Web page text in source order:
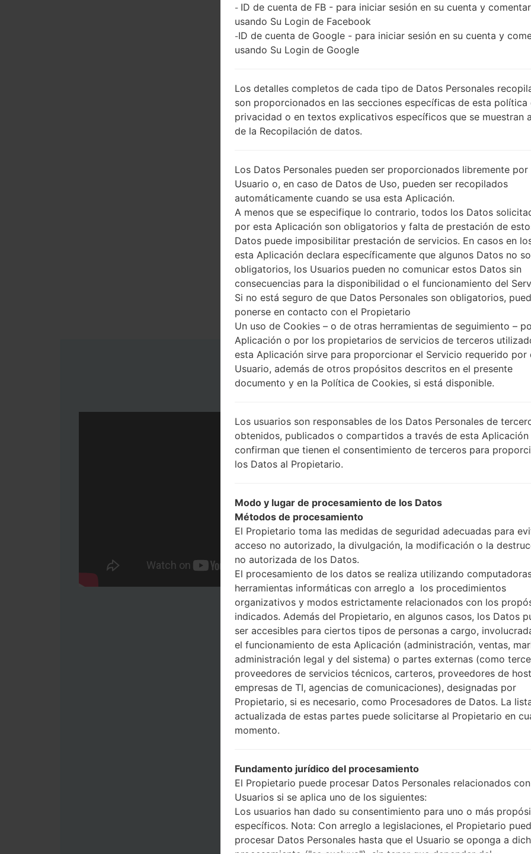
CSC VERSIÓN
REGIÓN
DESCRIPCIÓN Unknown
Instrucciones
Descargue a su PC:
A continuación,
Debe obtener 1 (si es
CSC _ ***: "País y
Agregue todos los
Si desea hacer clean
Ahora apague su
Cómo hacer todos los
Presione y
botón de Subir
Presione y
Bajar volumen y
Presione y
botón de Bajar
Conecte un cable
botón de Bixby y la
Presione y
Especifique solo
Automático.
Finalmente, presione
reiniciará y se
- ID de cuenta de FB - para iniciar sesión en su cuenta y comentar
usando Su Login de Facebook
-ID de cuenta de Google - para iniciar sesión en su cuenta y
usando Su Login de Google
Los detalles completos de cada tipo de Datos Personales
son proporcionados en las secciones específicas de esta política
privacidad o en textos explicativos específicos que se muestran
de la Recopilación de datos.
Los Datos Personales pueden ser proporcionados libremente por
Usuario o, en caso de Datos de Uso, pueden ser recopilados
automáticamente cuando se usa esta Aplicación.
A menos que se especifique lo contrario, todos los Datos
por esta Aplicación son obligatorios y falta de prestación de
Datos puede imposibilitar prestación de servicios. En casos en
esta Aplicación declara específicamente que algunos Datos no
obligatorios, los Usuarios pueden no comunicar estos Datos sin
consecuencias para la disponibilidad o el funcionamiento del
Si no está seguro de que Datos Personales son obligatorios,
ponerse en contacto con el Propietario
Un uso de Cookies – o de otras herramientas de seguimiento –
Aplicación o por los propietarios de servicios de terceros
esta Aplicación sirve para proporcionar el Servicio requerido por
Usuario, además de otros propósitos descritos en el presente
documento y en la Política de Cookies, si está disponible.
Los usuarios son responsables de los Datos Personales de
obtenidos, publicados o compartidos a través de esta Aplicación
confirman que tienen el consentimiento de terceros para
los Datos al Propietario.
Modo y lugar de procesamiento de los Datos
Métodos de procesamiento
El Propietario toma las medidas de seguridad adecuadas para
acceso no autorizado, la divulgación, la modificación o la
no autorizada de los Datos.
El procesamiento de los datos se realiza utilizando
herramientas informáticas con arreglo a los procedimientos
organizativos y modos estrictamente relacionados con los
indicados. Además del Propietario, en algunos casos, los Datos
ser accesibles para ciertos tipos de personas a cargo,
el funcionamiento de esta Aplicación (administración, ventas,
administración legal y del sistema) o partes externas (como
proveedores de servicios técnicos, carteros, proveedores de
empresas de TI, agencias de comunicaciones), designadas por
Propietario, si es necesario, como Procesadores de Datos. La
actualizada de estas partes puede solicitarse al Propietario en
momento.
Fundamento jurídico del procesamiento
El Propietario puede procesar Datos Personales relacionados
Usuarios si se aplica uno de los siguientes:
Los usuarios han dado su consentimiento para uno o más
específicos. Nota: Con arreglo a legislaciones, el Propietario
procesar Datos Personales hasta que el Usuario se oponga a